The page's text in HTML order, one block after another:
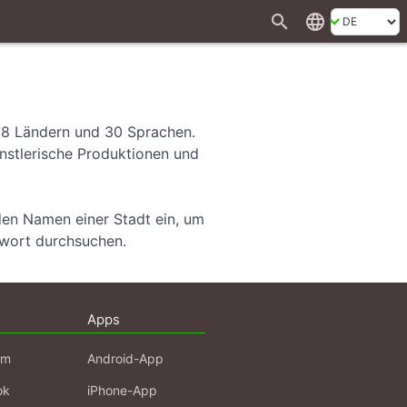
search language
Ländern und 30 Sprachen.
Produktionen und
Namen einer Stadt ein, um
durchsuchen.
Apps
Android-App
iPhone-App